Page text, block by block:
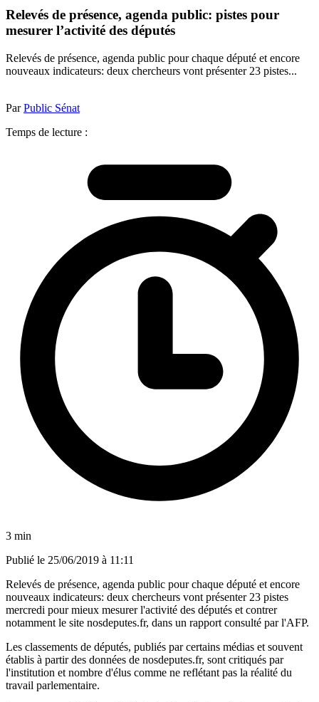
Relevés de présence, agenda public: pistes pour
mesurer l’activité des députés
Relevés de présence, agenda public pour chaque député et encore
nouveaux indicateurs: deux chercheurs vont présenter 23 pistes...
ParPublic Sénat
Temps de lecture :
3 min
Publié le 25/06/2019 à 11:11
Relevés de présence, agenda public pour chaque député et encore
nouveaux indicateurs: deux chercheurs vont présenter 23 pistes
mercredi pour mieux mesurer l'activité des députés et contrer
notamment le site nosdeputes.fr, dans un rapport consulté par l'AFP.
Les classements de députés, publiés par certains médias et souvent
établis à partir des données de nosdeputes.fr, sont critiqués par
l'institution et nombre d'élus comme ne reflétant pas la réalité du
travail parlementaire.